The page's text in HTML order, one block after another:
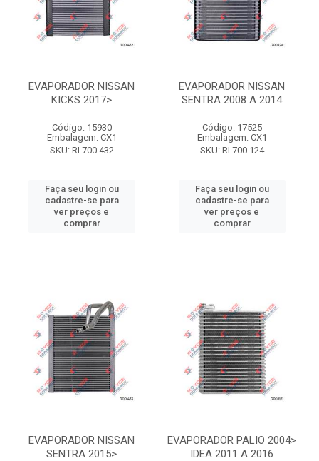
EVAPORADOR NISSAN
KICKS 2017>
Código: 15930
Embalagem: CX1
SKU: RI.700.432
Faça seu login ou
cadastre-se para
ver preços e
comprar
EVAPORADOR NISSAN
SENTRA 2008 A 2014
Código: 17525
Embalagem: CX1
SKU: RI.700.124
Faça seu login ou
cadastre-se para
ver preços e
comprar
EVAPORADOR NISSAN
SENTRA 2015>
EVAPORADOR PALIO 2004>
IDEA 2011 A 2016